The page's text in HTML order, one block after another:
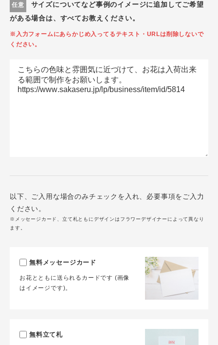
任意
サイズについてなど事例のイメージに追加してご希望
がある場合は、すべてお教えください。
※入力フォームにあらかじめ入ってるテキスト・URLは削除しないで
ください。
以下、ご入用な場合のみチェックを入れ、必要事項をご入力
ください。
※メッセージカード、立て札ともにデザインはフラワーデザイナーによって異なり
ます。
無料メッセージカード
お花とともに送られるカードです (画像
はイメージです)。
無料立て札